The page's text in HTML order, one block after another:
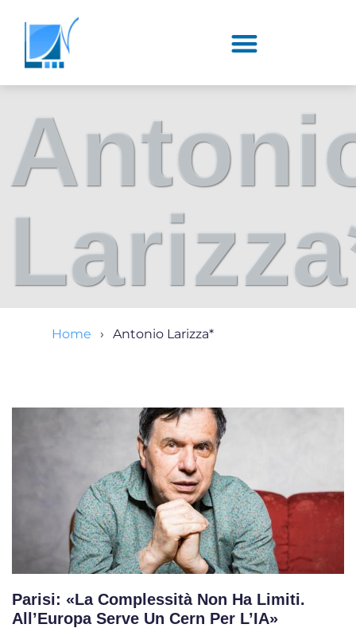
Home Antonio Larizza*
Parisi: «La Complessità Non Ha Limiti.
All’Europa Serve Un Cern Per L’IA»